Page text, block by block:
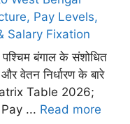
Pay Levels,
Salary Fixation
बंगाल के संशोधित
वेतन निर्धारण के बारे
Table 2026;
... Read more